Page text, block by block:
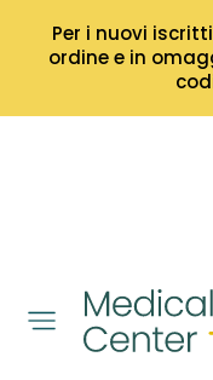
Per i nuovi
ordine e in